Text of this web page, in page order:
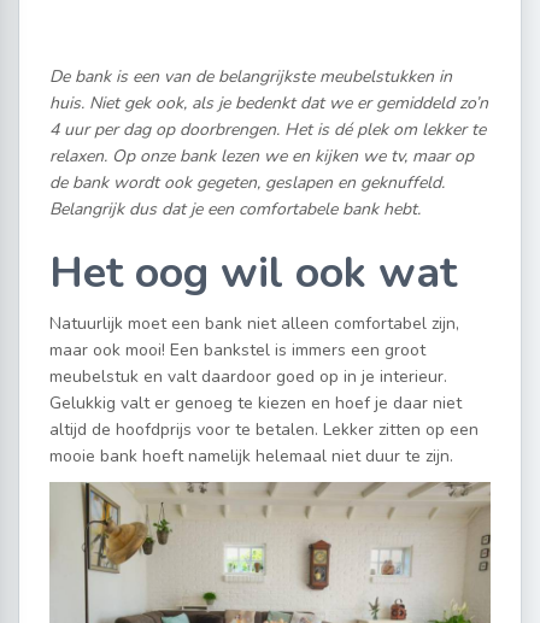
De bank is een van de belangrijkste meubelstukken in
huis. Niet gek ook, als je bedenkt dat we er gemiddeld zo’n
4 uur per dag op doorbrengen. Het is dé plek om lekker te
relaxen. Op onze bank lezen we en kijken we tv, maar op
de bank wordt ook gegeten, geslapen en geknuffeld.
Belangrijk dus dat je een comfortabele bank hebt.
Het oog wil ook wat
Natuurlijk moet een bank niet alleen comfortabel zijn,
maar ook mooi! Een bankstel is immers een groot
meubelstuk en valt daardoor goed op in je interieur.
Gelukkig valt er genoeg te kiezen en hoef je daar niet
altijd de hoofdprijs voor te betalen. Lekker zitten op een
mooie bank hoeft namelijk helemaal niet duur te zijn.